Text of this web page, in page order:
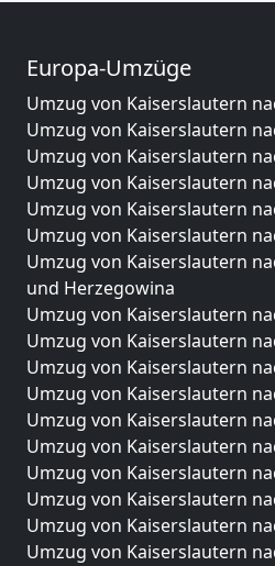
Europa-Umzüge
Umzug von Kaiserslautern
Umzug von Kaiserslautern
Umzug von Kaiserslautern
Umzug von Kaiserslautern
Umzug von Kaiserslautern
Umzug von Kaiserslautern
Umzug von Kaiserslautern
und Herzegowina
Umzug von Kaiserslautern
Umzug von Kaiserslautern
Umzug von Kaiserslautern
Umzug von Kaiserslautern
Umzug von Kaiserslautern
Umzug von Kaiserslautern
Umzug von Kaiserslautern
Umzug von Kaiserslautern
Umzug von Kaiserslautern
Umzug von Kaiserslautern